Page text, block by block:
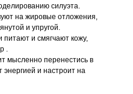
силуэта.
на жировые отложения,
и упругой.
и смягчают кожу,
.
мысленно перенестись в
и настроит на